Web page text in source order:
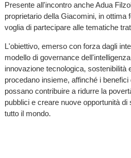
Presente all'incontro anche Adua
proprietario della Giacomini, in ottima
voglia di partecipare alle tematiche
L'obiettivo, emerso con forza dagli
modello di governance
innovazione tecnologica, sostenibilità
procedano insieme, affinché i
possano contribuire a ridurre la
pubblici e creare nuove opportunità
tutto il mondo.